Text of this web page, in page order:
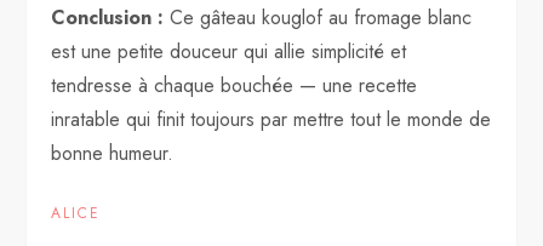
Conclusion : Ce gâteau kouglof au fromage blanc
est une petite douceur qui allie simplicité et
tendresse à chaque bouchée — une recette
inratable qui finit toujours par mettre tout le monde de
bonne humeur.
ALICE